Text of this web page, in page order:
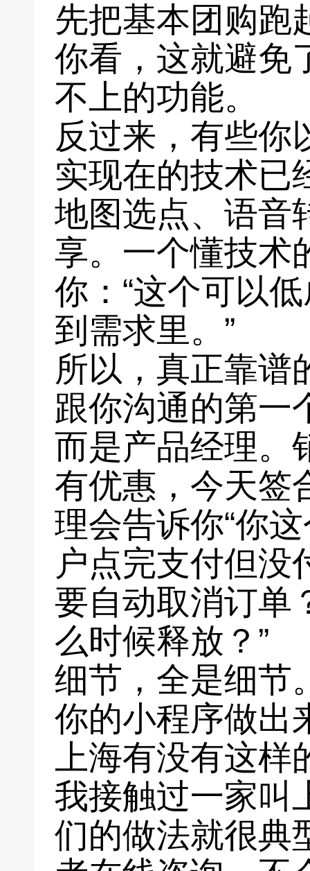
先把基本团购跑
你看，这就避免
不上的功能。
反过来，有些你
实现在的技术已
地图选点、语音
享。一个懂技术
你：“这个可以
到需求里。”
所以，真正靠谱
跟你沟通的第一
而是产品经理。
有优惠，今天签
理会告诉你“你
户点完支付但没
要自动取消订单
么时候释放？”
细节，全是细节
你的小程序做出
上海有没有这
我接触过一家叫
们的做法就很典